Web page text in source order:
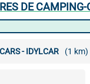
DE
- IDYLCAR (1 km)